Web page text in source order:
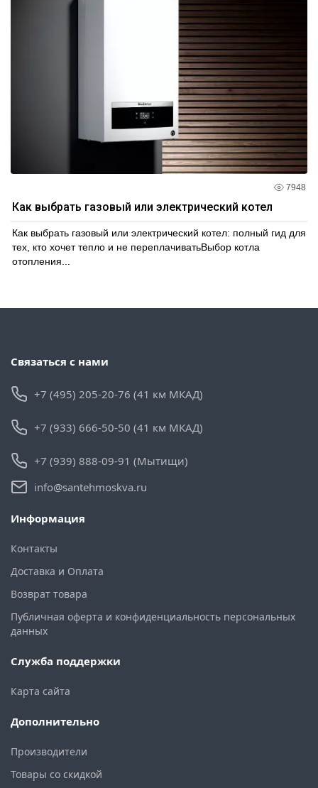
7948
Как выбрать газовый или электрический котел
Как выбрать газовый или электрический котел: полный гид для
тех, кто хочет тепло и не переплачиватьВыбор котла
отопления...
Связаться с нами
+7 (495) 205-20-76 (41 км МКАД)
+7 (933) 666-50-50 (41 км МКАД)
+7 (939) 888-09-91 (Мытищи)
info@santehmoskva.ru
Информация
Контакты
Доставка и Оплата
Возврат товара
Публичная оферта и конфиденциальность персональных
данных
Служба поддержки
Карта сайта
Дополнительно
Производители
Товары со скидкой